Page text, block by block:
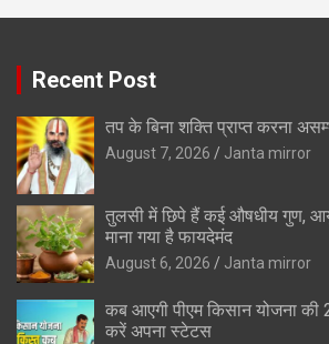
Recent Post
तप के बिना शक्ति प्राप्त करना
August 7, 2026 Janta mirror
तुलसी में छिपे हैं कई औषधीय गुण,
माना गया है फायदेमंद
August 6, 2026 Janta mirror
कब आएगी पीएम किसान योजना
करें अपना स्टेटस